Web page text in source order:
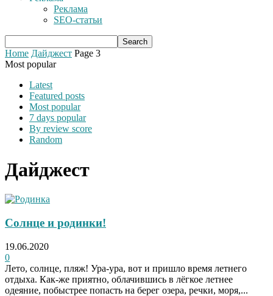
Реклама
SEO-статьи
Home Дайджест Page 3
Most popular
Latest
Featured posts
Most popular
7 days popular
By review score
Random
Дайджест
Солнце и родинки!
19.06.2020
0
Лето, солнце, пляж! Ура-ура, вот и пришло время летнего
отдыха. Как-же приятно, облачившись в лёгкое летнее
одеяние, побыстрее попасть на берег озера, речки, моря,...